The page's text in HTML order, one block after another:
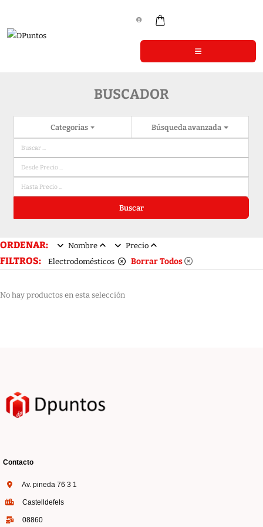
BUSCADOR
Categorias Búsqueda avanzada
Buscar
ORDENAR: Nombre Precio
FILTROS: Electrodomésticos Borrar Todos
No hay productos en esta selección
Contacto
Av. pineda 76 3 1
Castelldefels
08860